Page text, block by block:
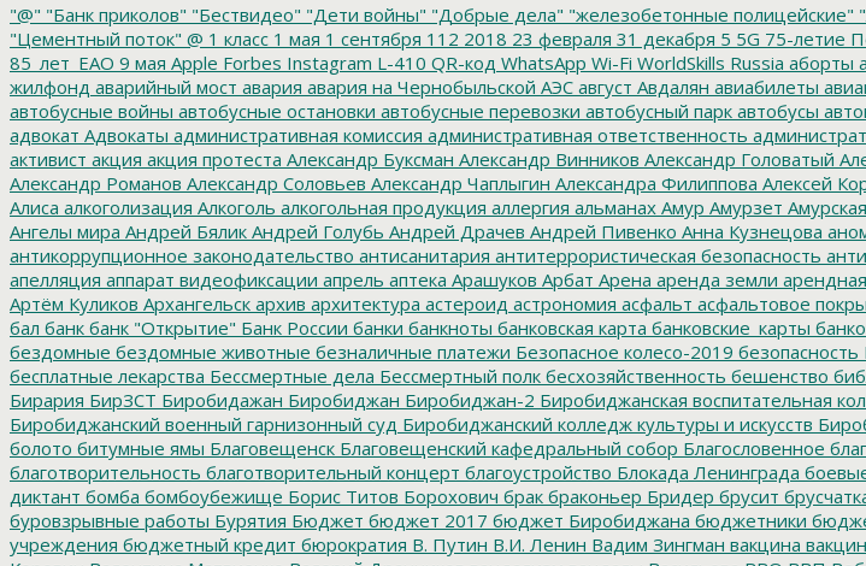
"@" "Банк приколов" "Бествидео" "Дети войны" "Добрые дела" "железобетонные полицейские"
"Цементный поток" @ 1 класс 1 мая 1 сентября 112 2018 23 февраля 31 декабря 5 5G 75-летие
85_лет_ЕАО 9 мая Apple Forbes Instagram L-410 QR-код WhatsApp Wi-Fi WorldSkills Russia аборты
жилфонд аварийный мост авария авария на Чернобыльской АЭС август Авдалян авиабилеты
автобусные войны автобусные остановки автобусные перевозки автобусный парк автобусы
адвокат Адвокаты административная комиссия административная ответственность
активист акция акция протеста Александр Буксман Александр Винников Александр Головатый
Александр Романов Александр Соловьев Александр Чаплыгин Александра Филиппова Алексей
Алиса алкоголизация Алкоголь алкогольная продукция аллергия альманах Амур Амурзет
Ангелы мира Андрей Бялик Андрей Голубь Андрей Драчев Андрей Пивенко Анна Кузнецова
антикоррупционное законодательство антисанитария антитеррористическая безопасность
апелляция аппарат видеофиксации апрель аптека Арашуков Арбат Арена аренда земли
Артём Куликов Архангельск архив архитектура астероид астрономия асфальт асфальтовое
бал банк банк "Открытие" Банк России банки банкноты банковская карта банковские_карты
бездомные бездомные животные безналичные платежи Безопасное колесо-2019 безопасность
бесплатные лекарства Бессмертные дела Бессмертный полк бесхозяйственность бешенство
Бирария БирЗСТ Биробидажан Биробиджан Биробиджан-2 Биробиджанская воспитательная
Биробиджанский военный гарнизонный суд Биробиджанский колледж культуры и искусств
болото битумные ямы Благовещенск Благовещенский кафедральный собор Благословенное
благотворительность благотворительный концерт благоустройство Блокада Ленинграда
диктант бомба бомбоубежище Борис Титов Борохович брак браконьер Бридер брусит
буровзрывные работы Бурятия Бюджет бюджет 2017 бюджет Биробиджана бюджетники
учреждения бюджетный кредит бюрократия В. Путин В.И. Ленин Вадим Зингман вакцина